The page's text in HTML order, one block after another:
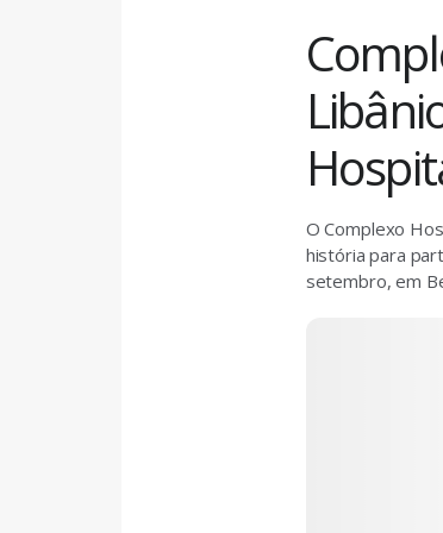
O Complexo
história para
setembro, em